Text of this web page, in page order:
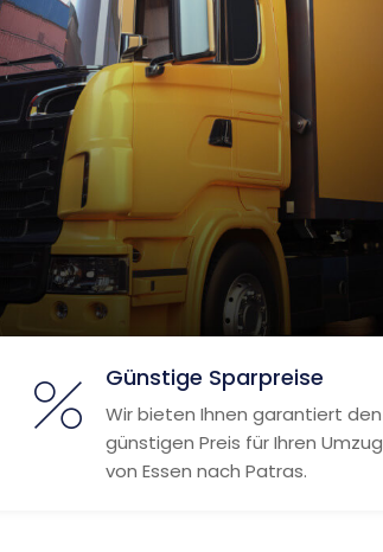
Günstige Sparpreise
Wir bieten Ihnen garantiert den
günstigen Preis für Ihren Umzug
von Essen nach Patras.